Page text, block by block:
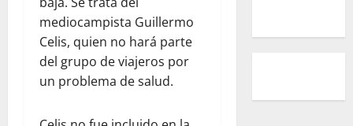
mediocampista Guillermo
Celis, quien no hará parte
del grupo de viajeros por
un problema de salud.